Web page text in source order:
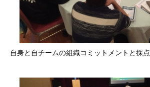
自身と自チームの組織コミットメントと採点